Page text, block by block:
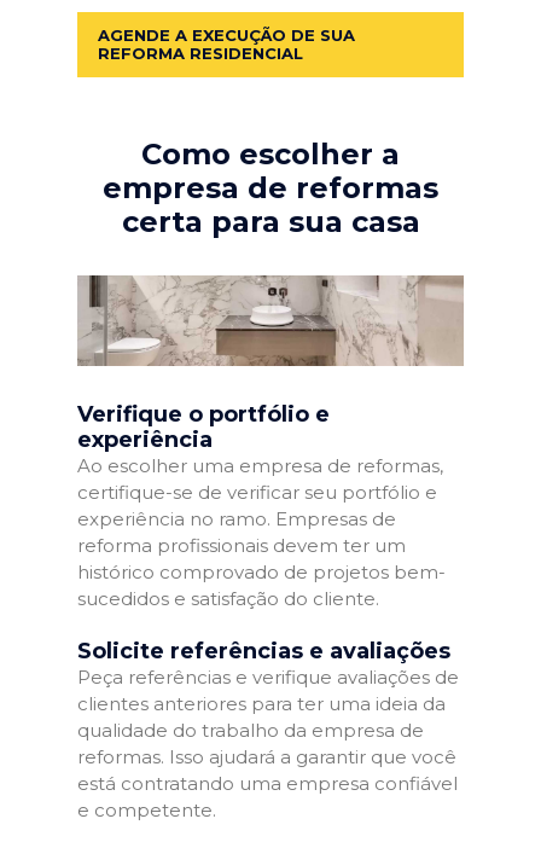
AGENDE A EXECUÇÃO DE SUA
REFORMA RESIDENCIAL
Como escolher a
empresa de reformas
certa para sua casa
Verifique o portfólio e
experiência
Ao escolher uma empresa de reformas,
certifique-se de verificar seu portfólio e
experiência no ramo. Empresas de
reforma profissionais devem ter um
histórico comprovado de projetos bem-
sucedidos e satisfação do cliente.
Solicite referências e avaliações
Peça referências e verifique avaliações de
clientes anteriores para ter uma ideia da
qualidade do trabalho da empresa de
reformas. Isso ajudará a garantir que você
está contratando uma empresa confiável
e competente.